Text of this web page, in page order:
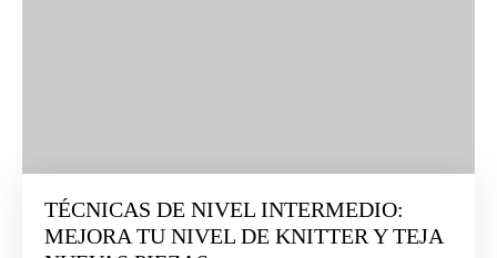
TÉCNICAS DE NIVEL INTERMEDIO:
MEJORA TU NIVEL DE KNITTER Y TEJA